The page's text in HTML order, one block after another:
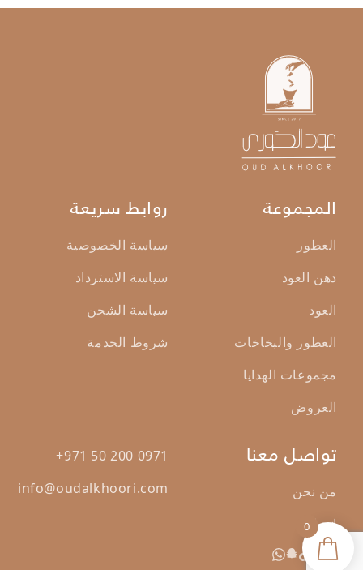
المجموعة
العطور
دهن العود
العود
العطور والبخاخات
مجموعات الهدايا
العروض
روابط سريعة
سياسة الخصوصية
سياسة الاسترداد
سياسة الشحن
شروط الخدمة
تواصل معنا
من نحن
اتصال
+971 50 200 0971
info@oudalkhoori.com
0